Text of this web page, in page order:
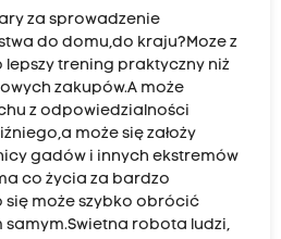
za sprowadzenie
do domu,do kraju?Moze z
lepszy trening praktyczny niż
zakupów.A może
z odpowiedzialności
może się założy
gadów i innych ekstremów
co życia za bardzo
się może szybko obrócić
samym.Swietna robota ludzi,